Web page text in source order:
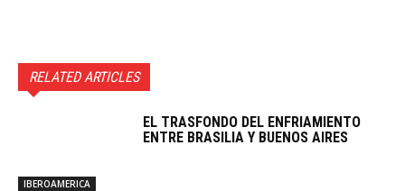
RELATED ARTICLES
IBEROAMERICA
EL TRASFONDO DEL ENFRIAMIENTO
ENTRE BRASILIA Y BUENOS AIRES